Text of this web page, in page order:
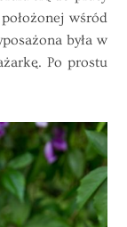
wśród
była w
Po prostu